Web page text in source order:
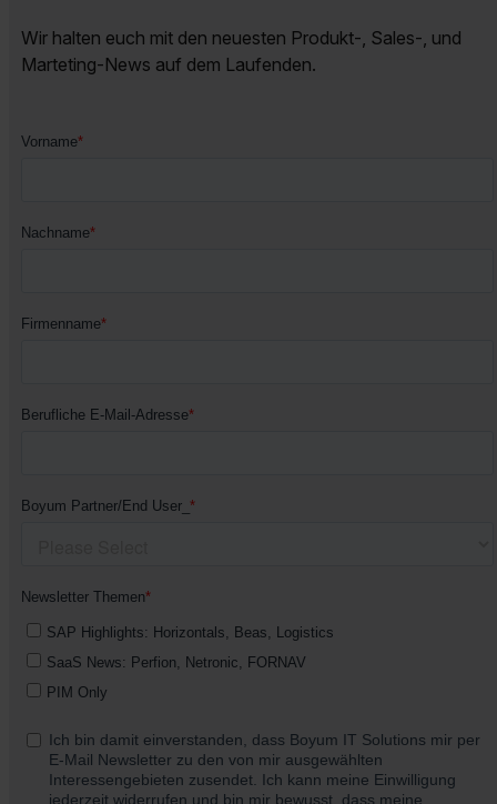
Wir halten euch mit den neuesten Produkt-, Sales-, und
Marteting-News auf dem Laufenden.